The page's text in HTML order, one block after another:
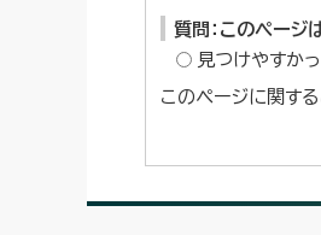
質問：このページ
見つけやすか
このページに関す